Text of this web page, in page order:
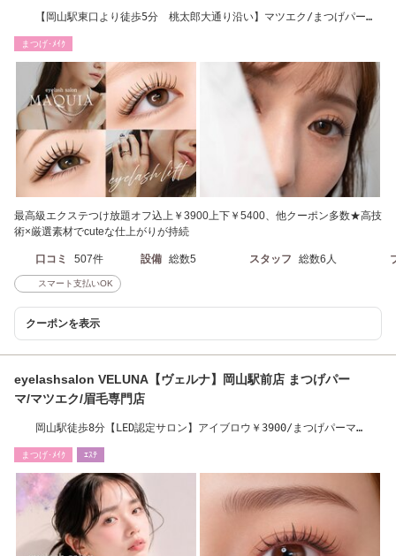
【岡山駅東口より徒歩5分 桃太郎大通り沿い】マツエク/まつげパー
まつげ･ﾒｲｸ
最高級エクステつけ放題オフ込上￥3900上下￥5400、他クーポン多数★高技
術×厳選素材でcuteな仕上がりが持続
口コミ 507件 設備 総数5 スタッフ 総数6人
スマート支払いOK
クーポンを表示
eyelashsalon VELUNA【ヴェルナ】岡山駅前店 まつげパー
マ/マツエク/眉毛専門店
岡山駅徒歩8分【LED認定サロン】アイブロウ￥3900/まつげパーマ
まつげ･ﾒｲｸ ｴｽﾃ